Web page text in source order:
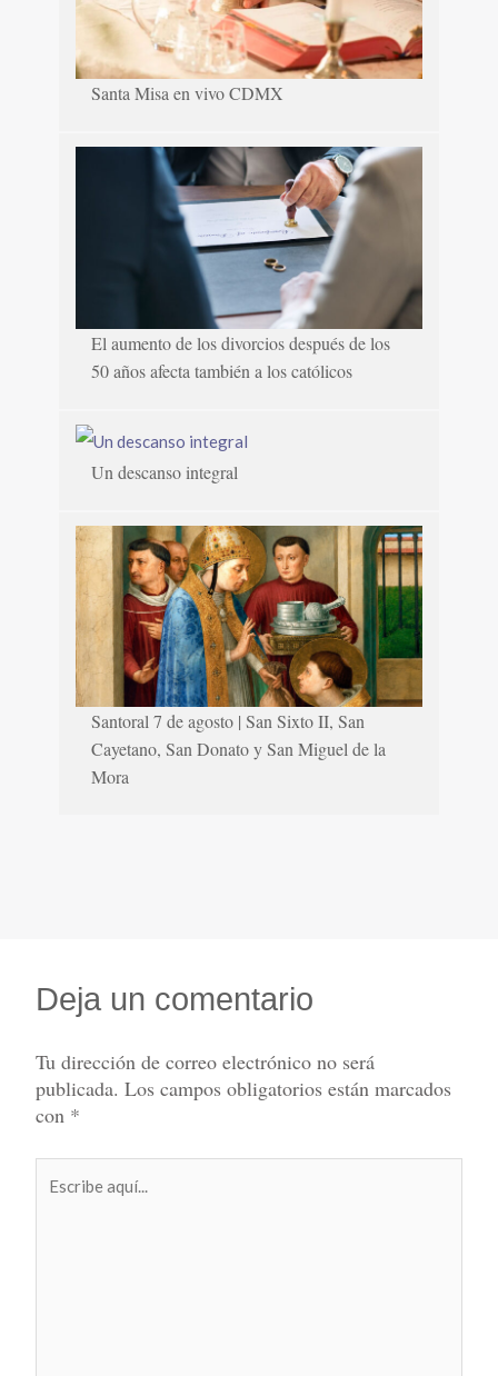
Santa Misa en vivo CDMX
El aumento de los divorcios después de los
50 años afecta también a los católicos
Un descanso integral
Santoral 7 de agosto | San Sixto II, San
Cayetano, San Donato y San Miguel de la
Mora
Deja un comentario
Tu dirección de correo electrónico no será
publicada. Los campos obligatorios están marcados
con *
aquí...